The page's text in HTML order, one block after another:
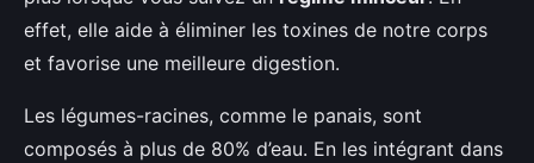
effet, elle aide à éliminer les toxines de notre corps
et favorise une meilleure digestion.
Les légumes-racines, comme le panais, sont
composés à plus de 80% d’eau. En les intégrant dans